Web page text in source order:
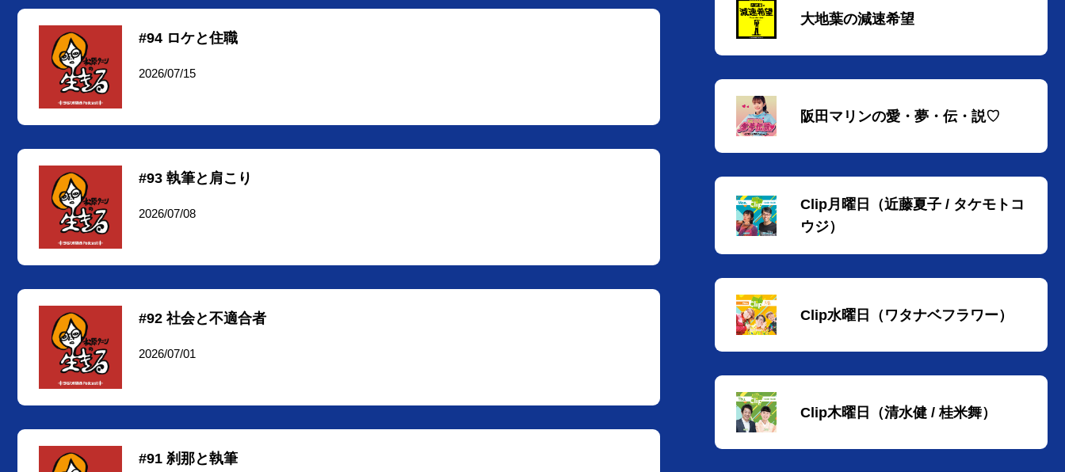
#94 ロケと住職
2026/07/15
#93 執筆と肩こり
2026/07/08
#92 社会と不適合者
2026/07/01
#91 刹那と執筆
大地葉の減速希望
阪田マリンの愛・夢・伝・説♡
Clip月曜日（近藤夏子 / タケモトコ
ウジ）
Clip水曜日（ワタナベフラワー）
Clip木曜日（清水健 / 桂米舞）